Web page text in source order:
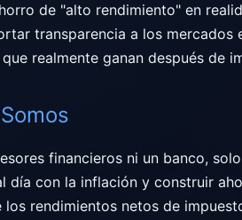
de "alto rendimiento" en
transparencia a los
realmente ganan después de
financieros ni un banco,
día con la inflación y construir
los rendimientos netos de